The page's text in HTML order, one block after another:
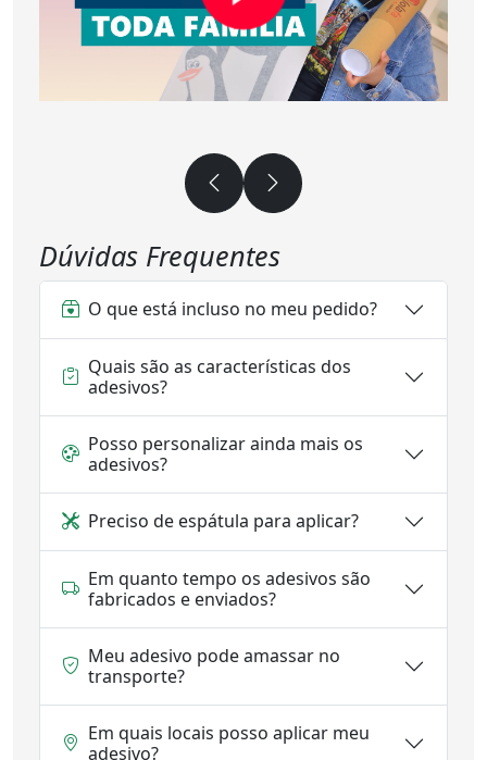
Dúvidas Frequentes
O que está incluso no meu pedido?
Quais são as características dos
adesivos?
Posso personalizar ainda mais os
adesivos?
Preciso de espátula para aplicar?
Em quanto tempo os adesivos são
fabricados e enviados?
Meu adesivo pode amassar no
transporte?
Em quais locais posso aplicar meu
adesivo?